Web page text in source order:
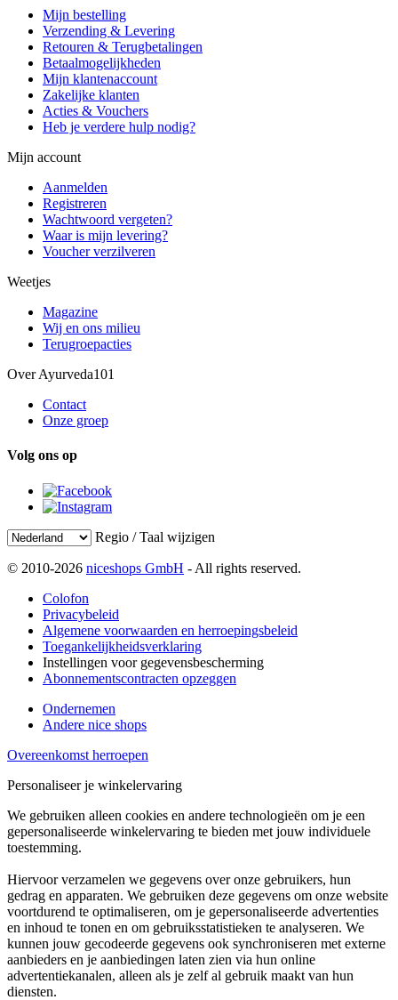
Mijn bestelling
Verzending & Levering
Retouren & Terugbetalingen
Betaalmogelijkheden
Mijn klantenaccount
Zakelijke klanten
Acties & Vouchers
Heb je verdere hulp nodig?
Mijn account
Aanmelden
Registreren
Wachtwoord vergeten?
Waar is mijn levering?
Voucher verzilveren
Weetjes
Magazine
Wij en ons milieu
Terugroepacties
Over Ayurveda101
Contact
Onze groep
Volg ons op
Regio / Taal wijzigen
© 2010-2026 niceshops GmbH - All rights reserved.
Colofon
Privacybeleid
Algemene voorwaarden en herroepingsbeleid
Toegankelijkheidsverklaring
Instellingen voor gegevensbescherming
Abonnementscontracten opzeggen
Ondernemen
Andere nice shops
Overeenkomst herroepen
Personaliseer je winkelervaring
We gebruiken alleen cookies en andere technologieën om je een
gepersonaliseerde winkelervaring te bieden met jouw individuele
toestemming.
Hiervoor verzamelen we gegevens over onze gebruikers, hun
gedrag en apparaten. We gebruiken deze gegevens om onze website
voortdurend te optimaliseren, om je gepersonaliseerde advertenties
en inhoud te tonen en om gebruiksstatistieken te analyseren. We
kunnen jouw gecodeerde gegevens ook synchroniseren met externe
aanbieders en je aanbiedingen laten zien via hun online
advertentiekanalen, alleen als je zelf al gebruik maakt van hun
diensten.